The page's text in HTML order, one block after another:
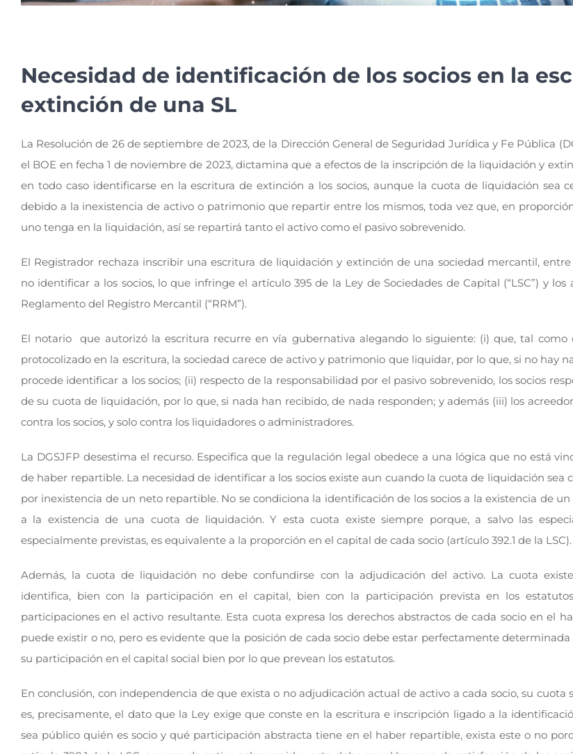
Necesidad de identificación de los socios en la
extinción de una SL
La Resolución de 26 de septiembre de 2023, de la Dirección General de Seguridad Jurídica y Fe Pública
el BOE en fecha 1 de noviembre de 2023, dictamina que a efectos de la inscripción de la liquidación y
en todo caso identificarse en la escritura de extinción a los socios, aunque la cuota de liquidación sea
debido a la inexistencia de activo o patrimonio que repartir entre los mismos, toda vez que, en
uno tenga en la liquidación, así se repartirá tanto el activo como el pasivo sobrevenido.
El Registrador rechaza inscribir una escritura de liquidación y extinción de una sociedad mercantil, entre
no identificar a los socios, lo que infringe el artículo 395 de la Ley de Sociedades de Capital (“LSC”) y los
Reglamento del Registro Mercantil (“RRM”).
El notario que autorizó la escritura recurre en vía gubernativa alegando lo siguiente: (i) que, tal como
protocolizado en la escritura, la sociedad carece de activo y patrimonio que liquidar, por lo que, si no hay
procede identificar a los socios; (ii) respecto de la responsabilidad por el pasivo sobrevenido, los socios
de su cuota de liquidación, por lo que, si nada han recibido, de nada responden; y además (iii) los
contra los socios, y solo contra los liquidadores o administradores.
La DGSJFP desestima el recurso. Especifica que la regulación legal obedece a una lógica que no está
de haber repartible. La necesidad de identificar a los socios existe aun cuando la cuota de liquidación sea
por inexistencia de un neto repartible. No se condiciona la identificación de los socios a la existencia de
a la existencia de una cuota de liquidación. Y esta cuota existe siempre porque, a salvo las
especialmente previstas, es equivalente a la proporción en el capital de cada socio (artículo 392.1 de la LSC).
Además, la cuota de liquidación no debe confundirse con la adjudicación del activo. La cuota
identifica, bien con la participación en el capital, bien con la participación prevista en los
participaciones en el activo resultante. Esta cuota expresa los derechos abstractos de cada socio en el
puede existir o no, pero es evidente que la posición de cada socio debe estar perfectamente
su participación en el capital social bien por lo que prevean los estatutos.
En conclusión, con independencia de que exista o no adjudicación actual de activo a cada socio, su cuota
es, precisamente, el dato que la Ley exige que conste en la escritura e inscripción ligado a la
sea público quién es socio y qué participación abstracta tiene en el haber repartible, exista este o no